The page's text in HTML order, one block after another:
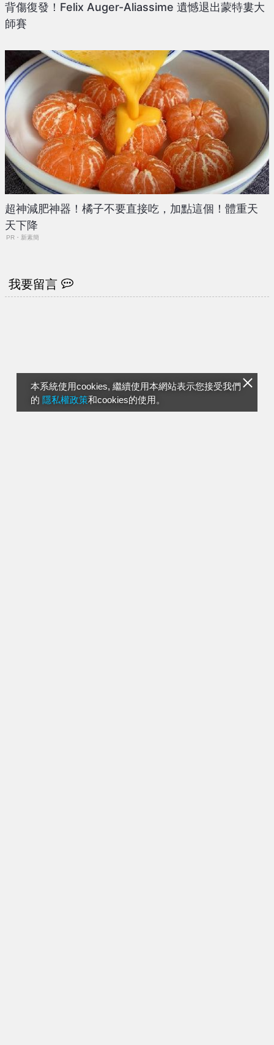
本系統使用cookies, 繼續使用本網站表示您接受我們
的 隱私權政策和cookies的使用。
背傷復發！Felix Auger-Aliassime 遺憾退出蒙特婁大
師賽
超神減肥神器！橘子不要直接吃，加點這個！體重天
天下降
PR・新素簡
我要留言